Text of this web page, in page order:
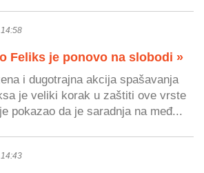
Feliks je ponovo na slobodi »
i dugotrajna akcija spašavanja
je veliki korak u zaštiti ove vrste
pokazao da je saradnja na međ...